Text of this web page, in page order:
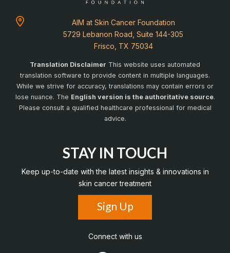
AIM at Skin Cancer Foundation
5729 Lebanon Road, Suite 144-305
Frisco, TX 75034
Translation Disclaimer This website uses automated
translation software to provide content in multiple languages.
While we strive for accuracy, translations may contain errors or
lose nuance. The English version is the authoritative source.
Please consult a qualified healthcare professional for medical
advice.
STAY IN TOUCH
Keep up-to-date with the latest insights & innovations in
skin cancer treatment
Sign Up
Connect with us